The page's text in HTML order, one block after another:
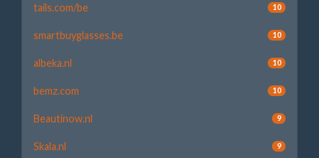
tails.com/be 10
smartbuyglasses.be 10
albeka.nl 10
bemz.com 10
Beautinow.nl 9
Skala.nl 9